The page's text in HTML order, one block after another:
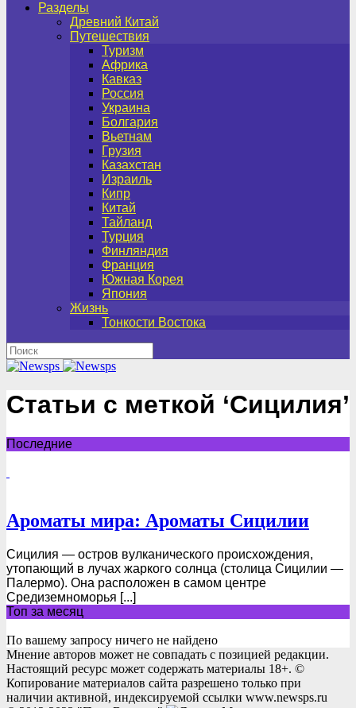
Разделы
Древний Китай
Путешествия
Туризм
Африка
Кавказ
Россия
Украина
Болгария
Вьетнам
Грузия
Казахстан
Израиль
Кипр
Китай
Тайланд
Турция
Финляндия
Франция
Южная Корея
Япония
Жизнь
Тонкости Востока
Статьи с меткой ‘Сицилия’
Последние
Ароматы мира: Ароматы Сицилии
Сицилия — остров вулканического происхождения,
утопающий в лучах жаркого солнца (столица Сицилии —
Палермо). Она расположен в самом центре
Средиземноморья [...]
Топ за месяц
По вашему запросу ничего не найдено
Мнение авторов может не совпадать с позицией редакции.
Настоящий ресурс может содержать материалы 18+. ©
Копирование материалов сайта разрешено только при
наличии активной, индексируемой ссылки www.newsps.ru